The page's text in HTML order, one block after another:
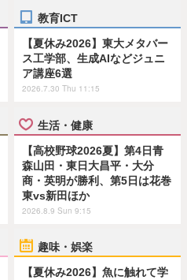
教育ICT
【夏休み2026】東大メタバー
ス工学部、生成AIなどジュニ
ア講座6選
2026.7.30 Thu 11:15
生活・健康
【高校野球2026夏】第4日青
森山田・東日大昌平・大分
商・英明が勝利、第5日は花巻
東vs新田ほか
2026.8.9 Sun 9:15
趣味・娯楽
【夏休み2026】魚に触れて学